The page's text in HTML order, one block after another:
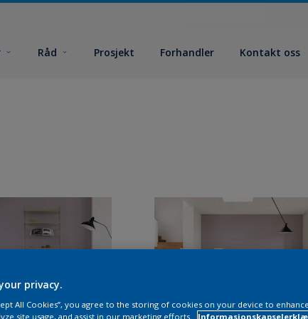
Råd Prosjekt Forhandler Kontakt oss
privacy.
All Cookies”, you agree to the storing of cookies on your device to
site usage, and assist in our marketing efforts.